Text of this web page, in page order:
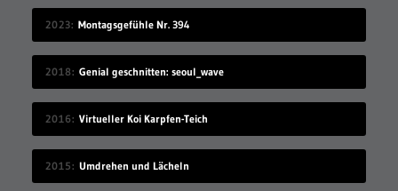
2023 Montagsgefühle Nr. 394
2018 Genial geschnitten: seoul_wave
2016 Virtueller Koi Karpfen-Teich
2015 Umdrehen und Lächeln